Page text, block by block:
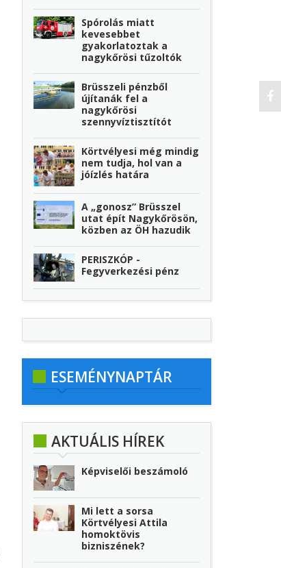
Spórolás miatt
kevesebbet
gyakorlatoztak a
nagykőrösi tűzoltók
Brüsszeli pénzből
újítanák fel a
nagykőrösi
szennyvíztisztítót
Körtvélyesi még mindig
nem tudja, hol van a
jóízlés határa
A „gonosz” Brüsszel
utat épít Nagykőrösön,
közben az ÖH hazudik
PERISZKÓP -
Fegyverkezési pénz
ESEMÉNYNAPTÁR
AKTUÁLIS HÍREK
Képviselői beszámoló
Mi lett a sorsa
Körtvélyesi Attila
homoktövis
bizniszének?